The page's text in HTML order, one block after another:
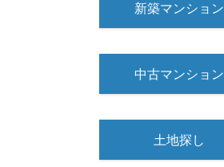
新築マンション
中古マンション
土地探し